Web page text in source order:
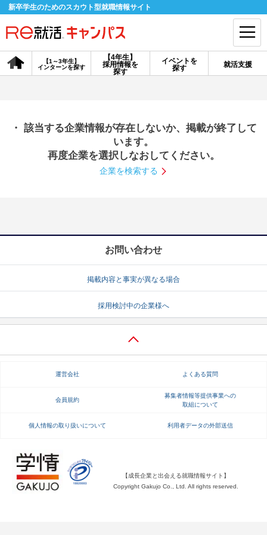
新卒学生のためのスカウト型就職情報サイト
【4年生】
採用情報を
探す
【1～3年生】
インターンを探す
イベントを
探す
就活支援
会員登録 ログイン
探す
【4年生】
説明会を探す
就活ノウハウ・サポート
就活ノウハウが満載！ お役立ち記事・相談室など
就活ニュースペーパー よくある質問
不明点があればこちら
・ 該当する企業情報が存在しないか、掲載が終了して
います。
再度企業を選択しなおしてください。
企業を検索する
お問い合わせ
掲載内容と事実が異なる場合
採用検討中の企業様へ
運営会社 よくある質問
会員規約
募集者情報等提供事業への
取組について
個人情報の取り扱いについて 利用者データの外部送信
【成長企業と出会える就職情報サイト】
Copyright Gakujo Co., Ltd. All rights reserved.